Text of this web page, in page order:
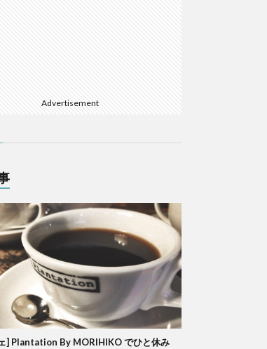
Advertisement
] Plantation By MORIHIKO でひと休み